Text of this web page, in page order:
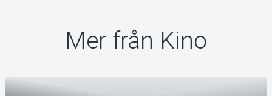
Mer från Kino